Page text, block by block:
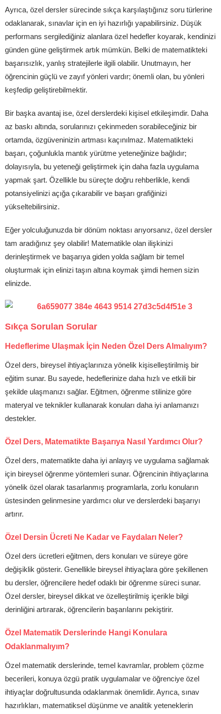
Ayrıca, özel dersler sürecinde sıkça karşılaştığınız soru türlerine
odaklanarak, sınavlar için en iyi hazırlığı yapabilirsiniz. Düşük
performans sergilediğiniz alanlara özel hedefler koyarak, kendinizi
günden güne geliştirmek artık mümkün. Belki de matematikteki
başarısızlık, yanlış stratejilerle ilgili olabilir. Unutmayın, her
öğrencinin güçlü ve zayıf yönleri vardır; önemli olan, bu yönleri
keşfedip geliştirebilmektir.
Bir başka avantaj ise, özel derslerdeki kişisel etkileşimdir. Daha
az baskı altında, sorularınızı çekinmeden sorabileceğiniz bir
ortamda, özgüveninizin artması kaçınılmaz. Matematikteki
başarı, çoğunlukla mantık yürütme yeteneğinize bağlıdır;
dolayısıyla, bu yeteneği geliştirmek için daha fazla uygulama
yapmak şart. Özellikle bu süreçte doğru rehberlikle, kendi
potansiyelinizi açığa çıkarabilir ve başarı grafiğinizi
yükseltebilirsiniz.
Eğer yolculuğunuzda bir dönüm noktası arıyorsanız, özel dersler
tam aradığınız şey olabilir! Matematikle olan ilişkinizi
derinleştirmek ve başarıya giden yolda sağlam bir temel
oluşturmak için elinizi taşın altına koymak şimdi hemen sizin
elinizde.
Sıkça Sorulan Sorular
Hedeflerime Ulaşmak İçin Neden Özel Ders Almalıyım?
Özel ders, bireysel ihtiyaçlarınıza yönelik kişiselleştirilmiş bir
eğitim sunar. Bu sayede, hedeflerinize daha hızlı ve etkili bir
şekilde ulaşmanızı sağlar. Eğitmen, öğrenme stilinize göre
materyal ve teknikler kullanarak konuları daha iyi anlamanızı
destekler.
Özel Ders, Matematikte Başarıya Nasıl Yardımcı Olur?
Özel ders, matematikte daha iyi anlayış ve uygulama sağlamak
için bireysel öğrenme yöntemleri sunar. Öğrencinin ihtiyaçlarına
yönelik özel olarak tasarlanmış programlarla, zorlu konuların
üstesinden gelinmesine yardımcı olur ve derslerdeki başarıyı
artırır.
Özel Dersin Ücreti Ne Kadar ve Faydaları Neler?
Özel ders ücretleri eğitmen, ders konuları ve süreye göre
değişiklik gösterir. Genellikle bireysel ihtiyaçlara göre şekillenen
bu dersler, öğrencilere hedef odaklı bir öğrenme süreci sunar.
Özel dersler, bireysel dikkat ve özelleştirilmiş içerikle bilgi
derinliğini artırarak, öğrencilerin başarılarını pekiştirir.
Özel Matematik Derslerinde Hangi Konulara
Odaklanmalıyım?
Özel matematik derslerinde, temel kavramlar, problem çözme
becerileri, konuya özgü pratik uygulamalar ve öğrenciye özel
ihtiyaçlar doğrultusunda odaklanmak önemlidir. Ayrıca, sınav
hazırlıkları, matematiksel düşünme ve analitik yeteneklerin